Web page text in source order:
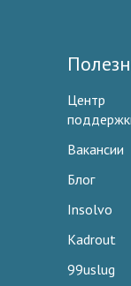
Центр
Вакансии
Блог
Insolvo
Kadrout
99uslug